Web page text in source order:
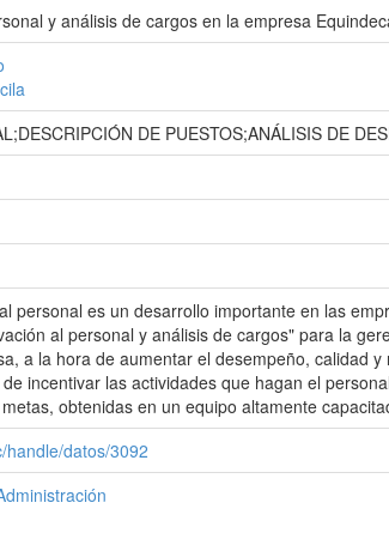
y análisis de cargos en la empresa
DE PUESTOS;ANÁLISIS DE
personal es un desarrollo importante en las
al personal y análisis de cargos" para la
a la hora de aumentar el desempeño, calidad
incentivar las actividades que hagan el
obtenidas en un equipo altamente
handle/datos/3092